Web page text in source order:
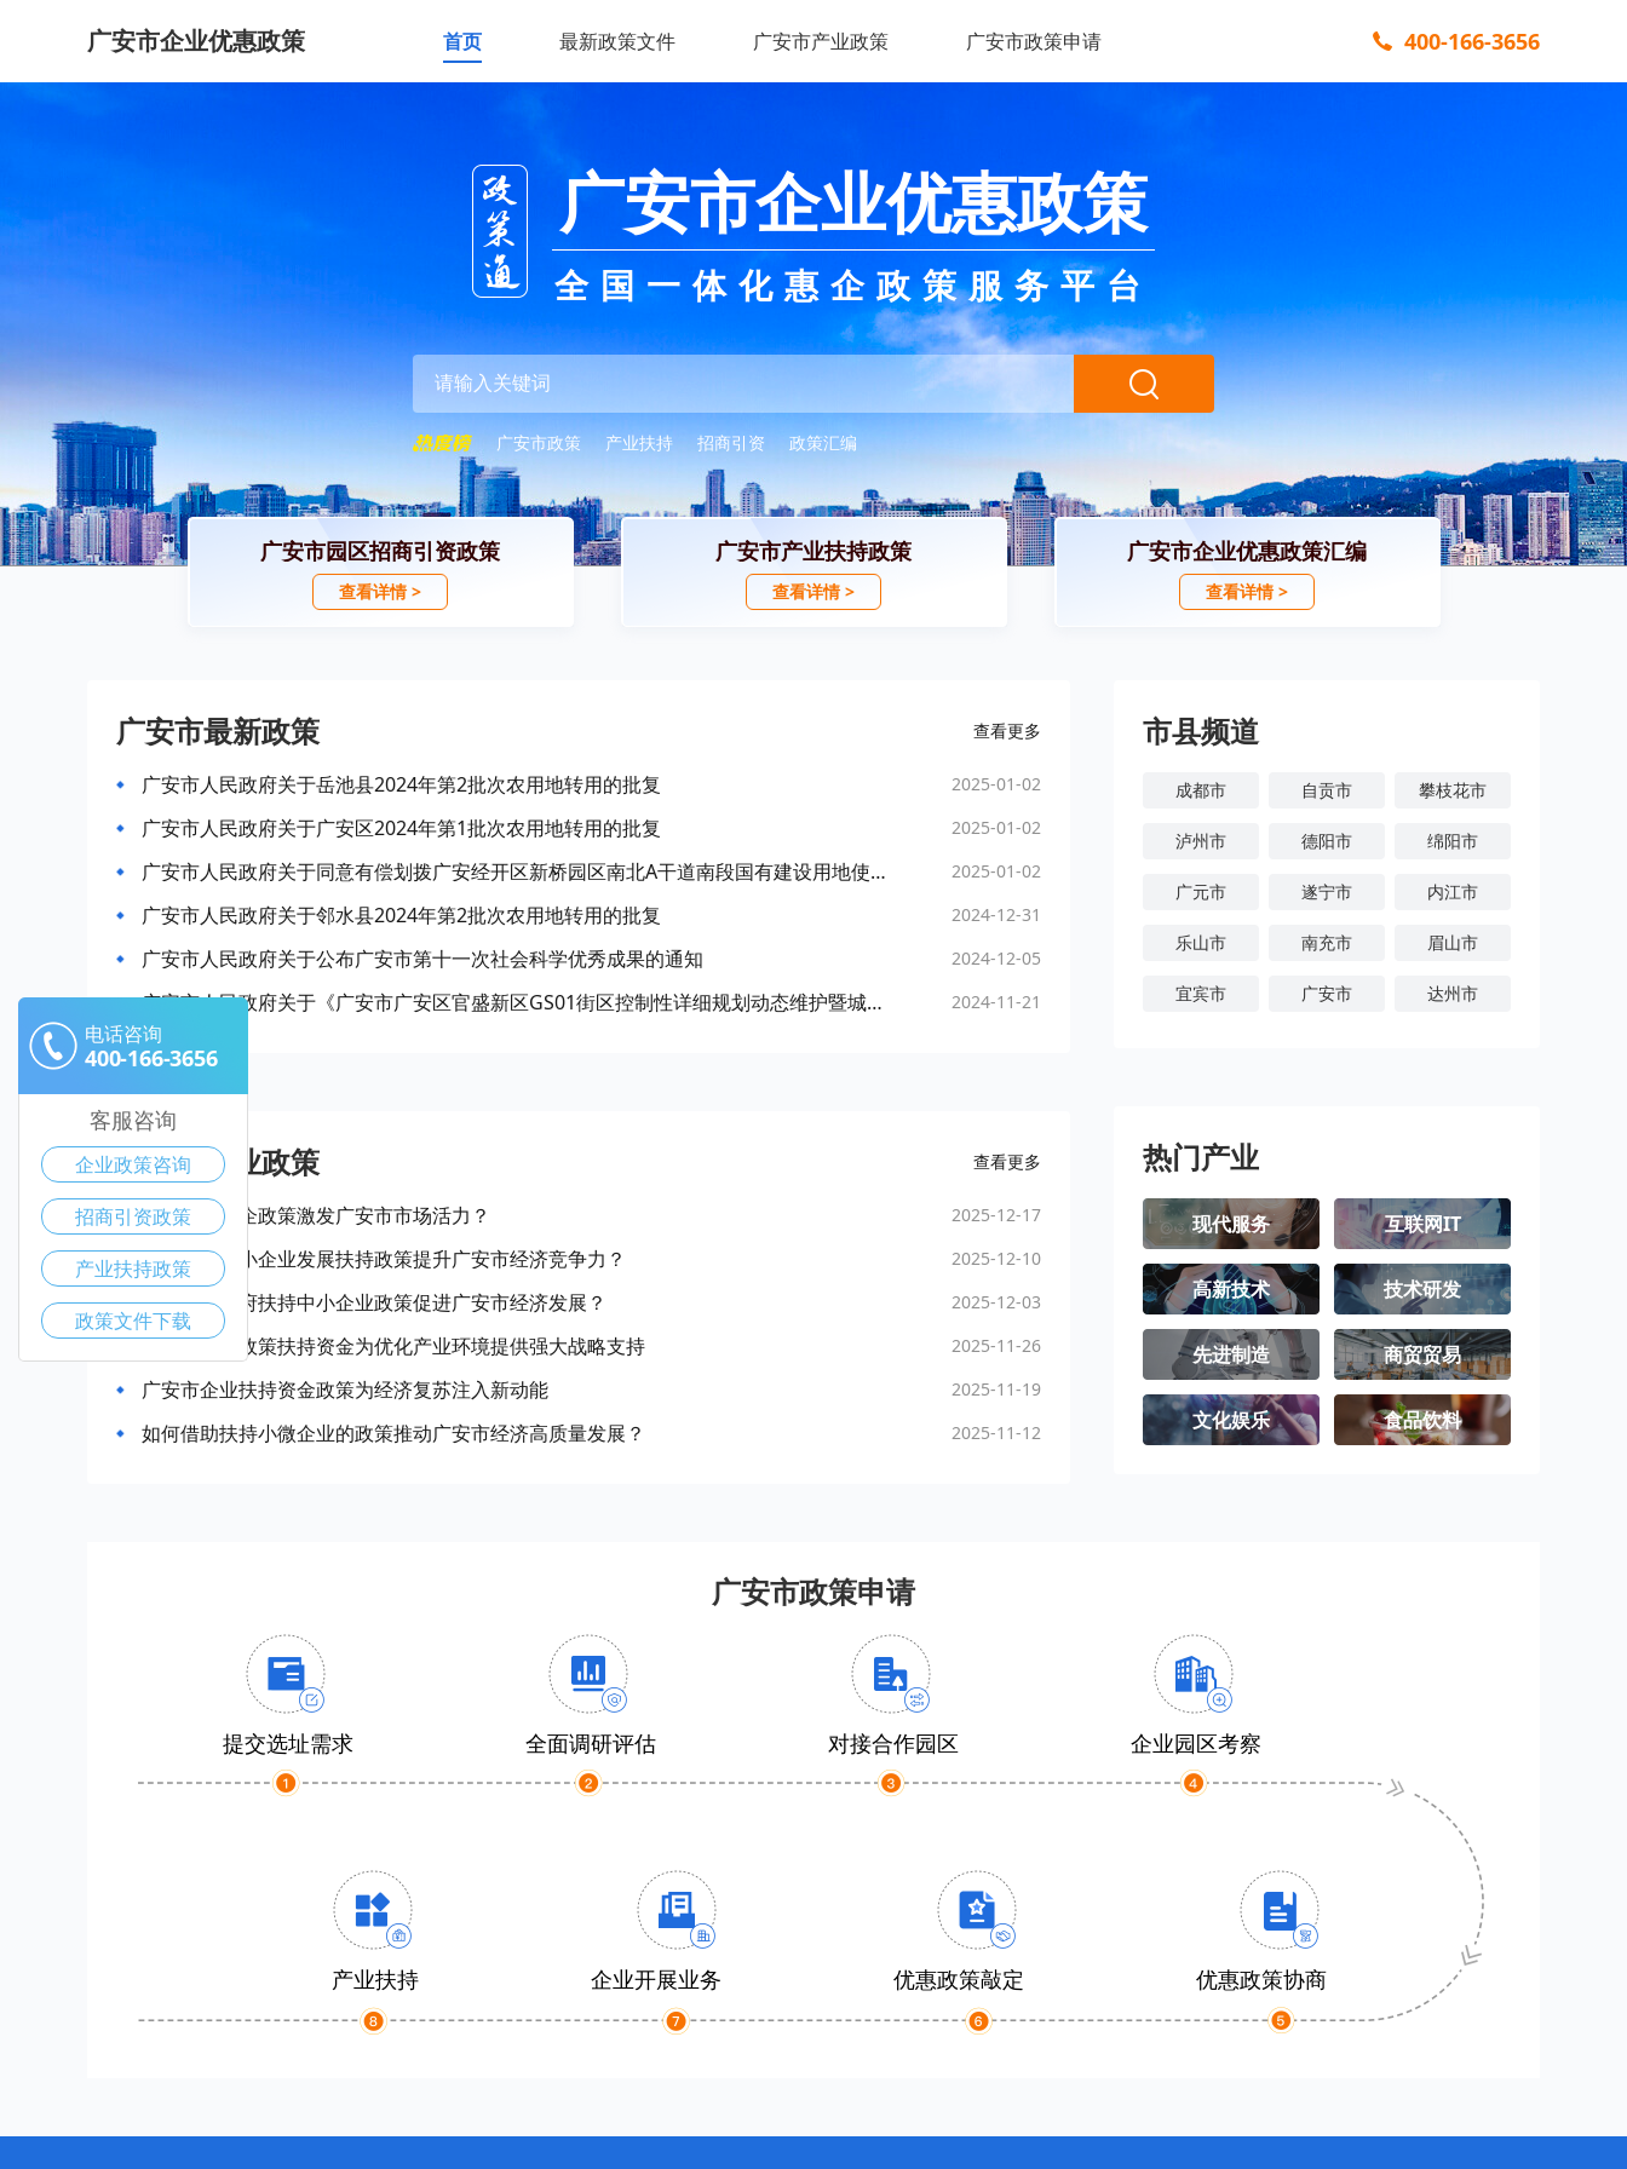
广安市企业优惠政策 首页 最新政策文件 广安市产业政策 广安市政策申请 400-166-3656
广安市企业优惠政策
全国一体化惠企政策服务平台
广安市政策 产业扶持 招商引资 政策汇编
广安市园区招商引资政策
查看详情 >
广安市产业扶持政策
查看详情 >
广安市企业优惠政策汇编
查看详情 >
广安市最新政策 查看更多
广安市人民政府关于岳池县2024年第2批次农用地转用的批复 2025-01-02
广安市人民政府关于广安区2024年第1批次农用地转用的批复 2025-01-02
广安市人民政府关于同意有偿划拨广安经开区新桥园区南北A干道南段国有建设用地使用权的批复 2025-01-02
广安市人民政府关于邻水县2024年第2批次农用地转用的批复 2024-12-31
广安市人民政府关于公布广安市第十一次社会科学优秀成果的通知 2024-12-05
广安市人民政府关于《广安市广安区官盛新区GS01街区控制性详细规划动态维护暨城市设计》的批复 2024-11-21
广安市产业政策 查看更多
如何通过惠企政策激发广安市市场活力？ 2025-12-17
如何通过中小企业发展扶持政策提升广安市经济竞争力？ 2025-12-10
如何利用政府扶持中小企业政策促进广安市经济发展？ 2025-12-03
广安市企业政策扶持资金为优化产业环境提供强大战略支持 2025-11-26
广安市企业扶持资金政策为经济复苏注入新动能 2025-11-19
如何借助扶持小微企业的政策推动广安市经济高质量发展？ 2025-11-12
市县频道
成都市 自贡市 攀枝花市
泸州市 德阳市 绵阳市
广元市 遂宁市 内江市
乐山市 南充市 眉山市
宜宾市 广安市 达州市
热门产业
现代服务 互联网IT
高新技术 技术研发
先进制造 商贸贸易
文化娱乐 食品饮料
广安市政策申请
提交选址需求 全面调研评估 对接合作园区 企业园区考察
产业扶持 企业开展业务 优惠政策敲定 优惠政策协商
电话咨询
400-166-3656
客服咨询
企业政策咨询
招商引资政策
产业扶持政策
政策文件下载